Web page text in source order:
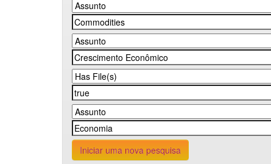
Iniciar uma nova pesquisa